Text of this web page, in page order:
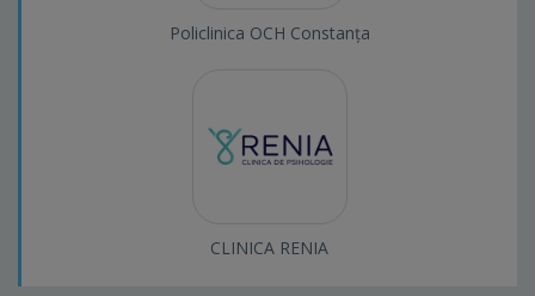
Policlinica OCH Constanța
CLINICA RENIA